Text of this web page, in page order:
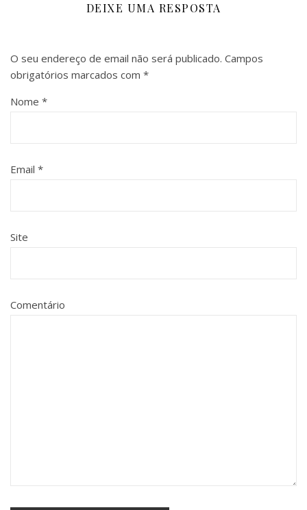
DEIXE UMA RESPOSTA
O seu endereço de email não será publicado. Campos
obrigatórios marcados com *
Nome *
Email *
Site
Comentário